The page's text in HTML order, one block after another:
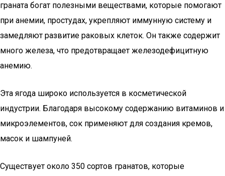
граната богат полезными веществами, которые помогают
при анемии, простудах, укрепляют иммунную систему и
замедляют развитие раковых клеток. Он также содержит
много железа, что предотвращает железодефицитную
анемию.
Эта ягода широко используется в косметической
индустрии. Благодаря высокому содержанию витаминов и
микроэлементов, сок применяют для создания кремов,
масок и шампуней.
Существует около 350 сортов гранатов, которые